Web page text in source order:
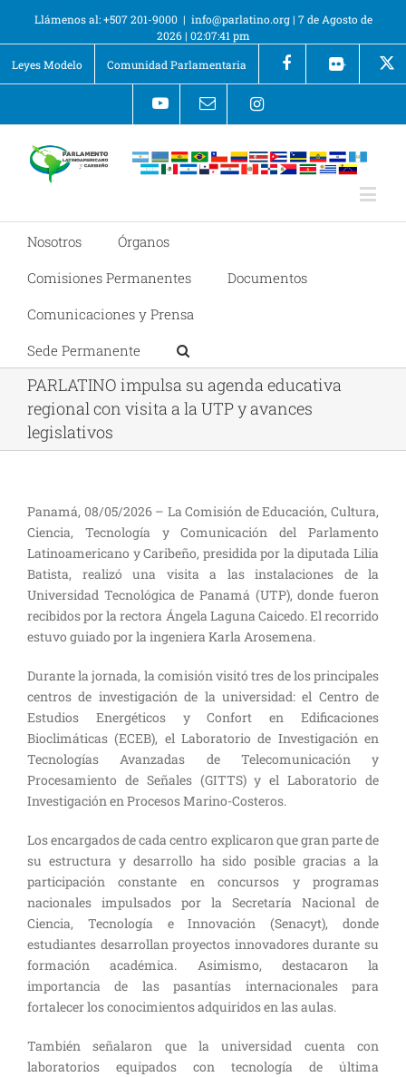
Llámenos al: +507 201-9000 | info@parlatino.org| 7 de Agosto de
2026 | 02:07:41 pm
Leyes Modelo
Comunidad Parlamentaria +
Nosotros
Órganos
Comisiones Permanentes
Documentos
Comunicaciones y Prensa
Sede Permanente
PARLATINO impulsa su agenda educativa
regional con visita a la UTP y avances
legislativos
Panamá, 08/05/2026 – La Comisión de Educación, Cultura,
Ciencia, Tecnología y Comunicación del Parlamento
Latinoamericano y Caribeño, presidida por la diputada Lilia
Batista, realizó una visita a las instalaciones de la
Universidad Tecnológica de Panamá (UTP), donde fueron
recibidos por la rectora Ángela Laguna Caicedo. El recorrido
estuvo guiado por la ingeniera Karla Arosemena.
Durante la jornada, la comisión visitó tres de los principales
centros de investigación de la universidad: el Centro de
Estudios Energéticos y Confort en Edificaciones
Bioclimáticas (ECEB), el Laboratorio de Investigación en
Tecnologías Avanzadas de Telecomunicación y
Procesamiento de Señales (GITTS) y el Laboratorio de
Investigación en Procesos Marino-Costeros.
Los encargados de cada centro explicaron que gran parte de
su estructura y desarrollo ha sido posible gracias a la
participación constante en concursos y programas
nacionales impulsados por la Secretaría Nacional de
Ciencia, Tecnología e Innovación (Senacyt), donde
estudiantes desarrollan proyectos innovadores durante su
formación académica. Asimismo, destacaron la
importancia de las pasantías internacionales para
fortalecer los conocimientos adquiridos en las aulas.
También señalaron que la universidad cuenta con
laboratorios equipados con tecnología de última